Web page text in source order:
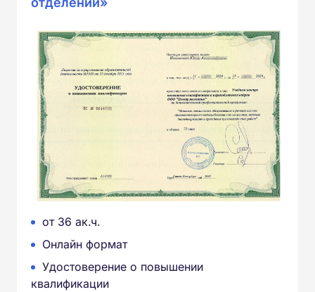
от 36 ак.ч.
Онлайн формат
Удостоверение о повышении
квалификации